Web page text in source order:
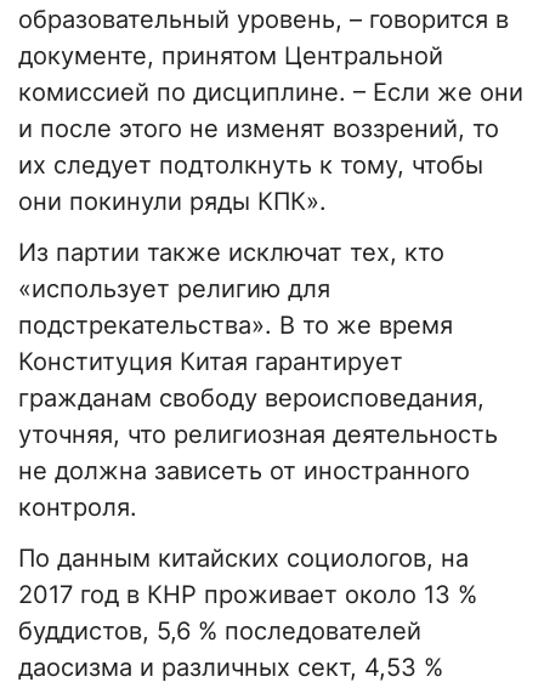
образовательный уровень, – говорится в
документе, принятом Центральной
комиссией по дисциплине. – Если же они
и после этого не изменят воззрений, то
их следует подтолкнуть к тому, чтобы
они покинули ряды КПК».
Из партии также исключат тех, кто
«использует религию для
подстрекательства». В то же время
Конституция Китая гарантирует
гражданам свободу вероисповедания,
уточняя, что религиозная деятельность
не должна зависеть от иностранного
контроля.
По данным китайских социологов, на
2017 год в КНР проживает около 13 %
буддистов, 5,6 % последователей
даосизма и различных сект, 4,53 %